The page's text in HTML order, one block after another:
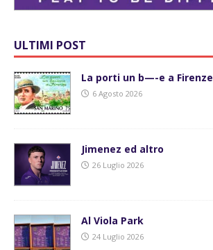
ULTIMI POST
La porti un b—-e a Firenze
6 Agosto 2026
Jimenez ed altro
26 Luglio 2026
Al Viola Park
24 Luglio 2026